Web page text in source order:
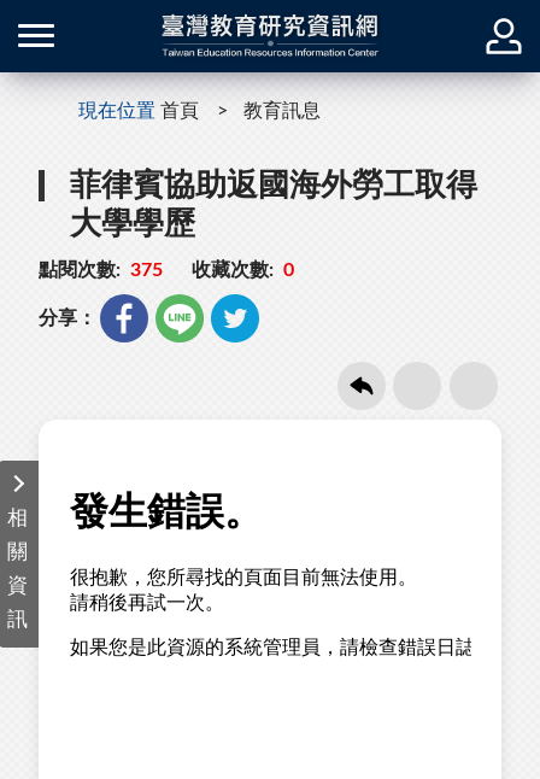
現在位置 首頁 教育訊息
菲律賓協助返國海外勞工取得
大學學歷
點閱次數: 375 收藏次數: 0
分享：
相
關
資
訊